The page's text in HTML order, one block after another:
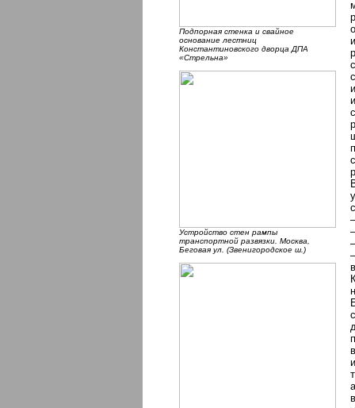
Подпорная стенка и свайное
основание лестниц
Константиновского дворца ДПА
«Стрельна»
Устройство стен рампы
транспортной развязки. Москва,
Беговая ул. (Звенигородское ш.)